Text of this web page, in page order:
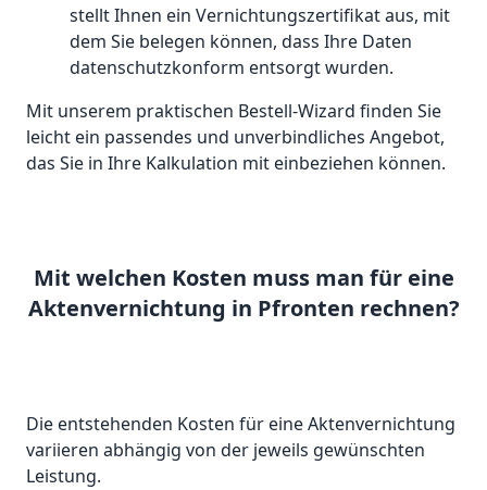
stellt Ihnen ein Vernichtungszertifikat aus, mit
dem Sie belegen können, dass Ihre Daten
datenschutzkonform entsorgt wurden.
Mit unserem praktischen Bestell-Wizard finden Sie
leicht ein passendes und unverbindliches Angebot,
das Sie in Ihre Kalkulation mit einbeziehen können.
Mit welchen Kosten muss man für eine
Aktenvernichtung in Pfronten rechnen?
Die entstehenden Kosten für eine Aktenvernichtung
variieren abhängig von der jeweils gewünschten
Leistung.